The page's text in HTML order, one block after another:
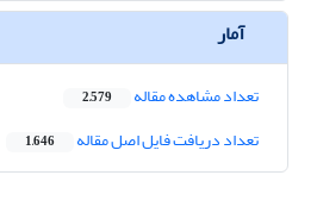
آمار
تعداد مشاهده مقاله 2,579
تعداد دریافت فایل اصل مقاله 1,646